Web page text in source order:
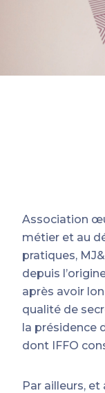
Association
métier et au
pratiques,
depuis
après avoir
qualité de
la présidence
dont IFFO
Par ailleurs, et